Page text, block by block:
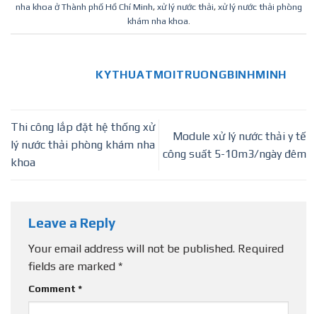
nha khoa ở Thành phố Hồ Chí Minh, xử lý nước thải, xử lý nước thải phòng
khám nha khoa
KYTHUATMOITRUONGBINHMINH
Thi công lắp đặt hệ thống xử
lý nước thải phòng khám nha
khoa
Module xử lý nước thải y tế
công suất 5-10m3/ngày đêm
Leave a Reply
Your email address will not be published. Required
fields are marked *
Comment *